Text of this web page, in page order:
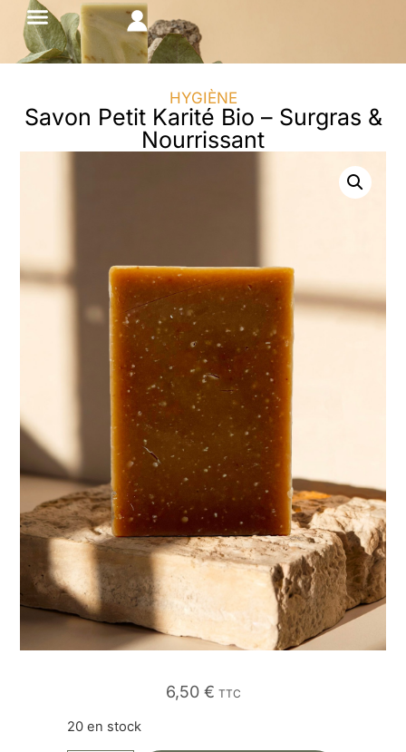
HYGIÈNE
Savon Petit Karité Bio – Surgras &
Nourrissant
6,50 € TTC
20 en stock